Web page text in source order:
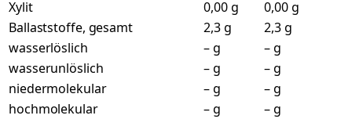
Xylit
0,00 g
0,00 g
Ballaststoffe, gesamt
2,3 g
2,3 g
wasserlöslich
– g
– g
wasserunlöslich
– g
– g
niedermolekular
– g
– g
hochmolekular
– g
– g